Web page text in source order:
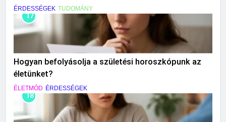
ÉRDESSÉGEK TUDOMÁNY
17
Hogyan befolyásolja a születési horoszkópunk az
életünket?
ÉLETMÓD ÉRDESSÉGEK
18